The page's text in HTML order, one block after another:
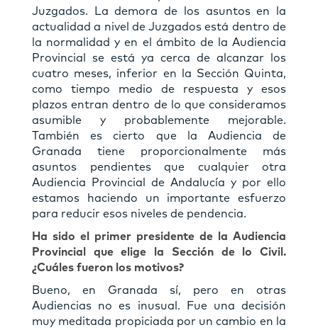
Juzgados. La demora de los asuntos en la
actualidad a nivel de Juzgados está dentro de
la normalidad y en el ámbito de la Audiencia
Provincial se está ya cerca de alcanzar los
cuatro meses, inferior en la Sección Quinta,
como tiempo medio de respuesta y esos
plazos entran dentro de lo que consideramos
asumible y probablemente mejorable.
También es cierto que la Audiencia de
Granada tiene proporcionalmente más
asuntos pendientes que cualquier otra
Audiencia Provincial de Andalucía y por ello
estamos haciendo un importante esfuerzo
para reducir esos niveles de pendencia.
Ha sido el primer presidente de la Audiencia
Provincial que elige la Sección de lo Civil.
¿Cuáles fueron los motivos?
Bueno, en Granada sí, pero en otras
Audiencias no es inusual. Fue una decisión
muy meditada propiciada por un cambio en la